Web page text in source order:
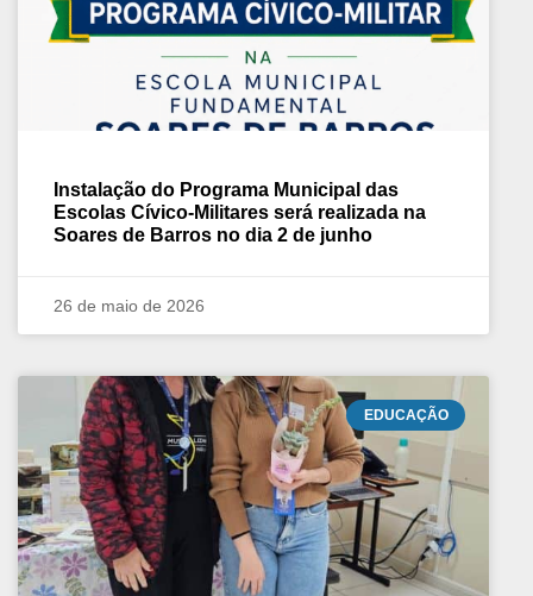
Instalação do Programa Municipal das
Escolas Cívico-Militares será realizada na
Soares de Barros no dia 2 de junho
26 de maio de 2026
EDUCAÇÃO